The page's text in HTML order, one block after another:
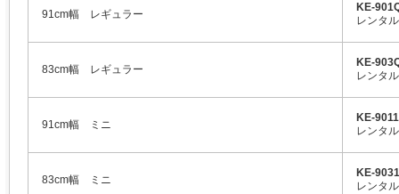
91cm幅 レギュラー
KE-
レンタ
83cm幅 レギュラー
KE-
レンタ
91cm幅 ミニ
KE-
レンタ
83cm幅 ミニ
KE-
レンタ